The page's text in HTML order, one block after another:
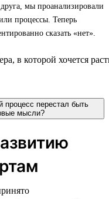
мы проанализировали
процессы. Теперь
сказать «нет».
процесс перестал быть
мысли?